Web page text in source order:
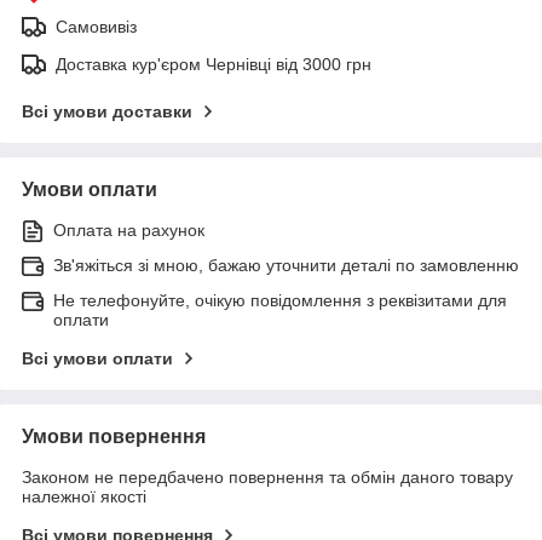
Самовивіз
Доставка кур'єром Чернівці від 3000 грн
Всі умови доставки
Умови оплати
Оплата на рахунок
Зв'яжіться зі мною, бажаю уточнити деталі по замовленню
Не телефонуйте, очікую повідомлення з реквізитами для
оплати
Всі умови оплати
Умови повернення
Законом не передбачено повернення та обмін даного товару
належної якості
Всі умови повернення